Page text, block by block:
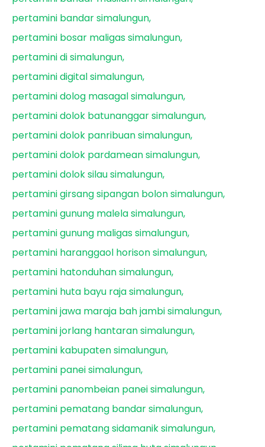
pertamini bandar simalungun
pertamini bosar maligas simalungun
pertamini di simalungun
pertamini digital simalungun
pertamini dolog masagal simalungun
pertamini dolok batunanggar simalungun
pertamini dolok panribuan simalungun
pertamini dolok pardamean simalungun
pertamini dolok silau simalungun
pertamini girsang sipangan bolon simalungun
pertamini gunung malela simalungun
pertamini gunung maligas simalungun
pertamini haranggaol horison simalungun
pertamini hatonduhan simalungun
pertamini huta bayu raja simalungun
pertamini jawa maraja bah jambi simalungun
pertamini jorlang hantaran simalungun
pertamini kabupaten simalungun
pertamini panei simalungun
pertamini panombeian panei simalungun
pertamini pematang bandar simalungun
pertamini pematang sidamanik simalungun